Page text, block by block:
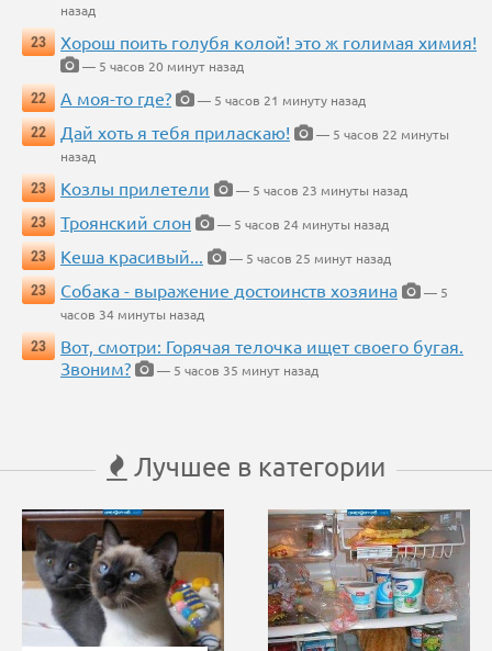
назад
23
Хорош поить голубя колой! это ж голимая химия!
— 5 часов 20 минут назад
22
А моя-то где?
— 5 часов 21 минуту назад
22
Дай хоть я тебя приласкаю!
— 5 часов 22 минуты
назад
23
Козлы прилетели
— 5 часов 23 минуты назад
23
Троянский слон
— 5 часов 24 минуты назад
23
Кеша красивый...
— 5 часов 25 минут назад
23
Собака - выражение достоинств хозяина
— 5
часов 34 минуты назад
23
Вот, смотри: Горячая телочка ищет своего бугая.
Звоним?
— 5 часов 35 минут назад
Лучшее в категории